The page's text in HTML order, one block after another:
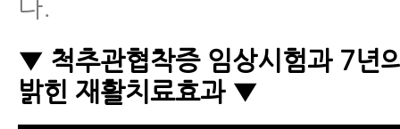
다.
▼ 척추관협착증 임상시험과 7년
밝힌 재활치료효과 ▼